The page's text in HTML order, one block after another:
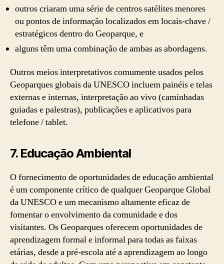
outros criaram uma série de centros satélites menores
ou pontos de informação localizados em locais-chave /
estratégicos dentro do Geoparque, e
alguns têm uma combinação de ambas as abordagens.
Outros meios interpretativos comumente usados ​​pelos
Geoparques globais da UNESCO incluem painéis e telas
externas e internas, interpretação ao vivo (caminhadas
guiadas e palestras), publicações e aplicativos para
telefone / tablet.
7. Educação Ambiental
O fornecimento de oportunidades de educação ambiental
é um componente crítico de qualquer Geoparque Global
da UNESCO e um mecanismo altamente eficaz de
fomentar o envolvimento da comunidade e dos
visitantes. Os Geoparques oferecem oportunidades de
aprendizagem formal e informal para todas as faixas
etárias, desde a pré-escola até a aprendizagem ao longo